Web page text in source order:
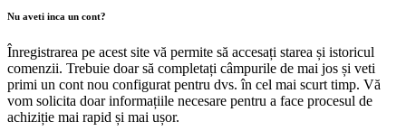
Nu aveti inca un cont?
Înregistrarea pe acest site vă permite să accesați starea și istoricul
comenzii. Trebuie doar să completați câmpurile de mai jos și veti
primi un cont nou configurat pentru dvs. în cel mai scurt timp. Vă
vom solicita doar informațiile necesare pentru a face procesul de
achiziție mai rapid și mai ușor.